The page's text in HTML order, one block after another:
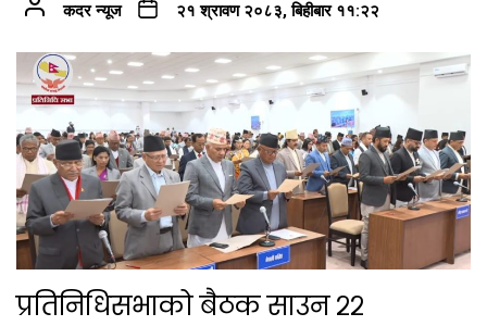
कदर न्यूज २१ श्रावण २०८३, बिहीबार ११:२२
प्रतिनिधिसभाको बैठक साउन २२